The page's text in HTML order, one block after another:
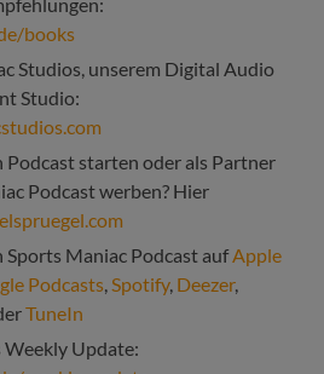
books
Studios, unserem Digital Audio
Studio:
Podcast starten oder als Partner
Podcast werben? Hier
Sports Maniac Podcast aufApple
Podcasts,Spotify, Deezer,
TuneIn
Update: